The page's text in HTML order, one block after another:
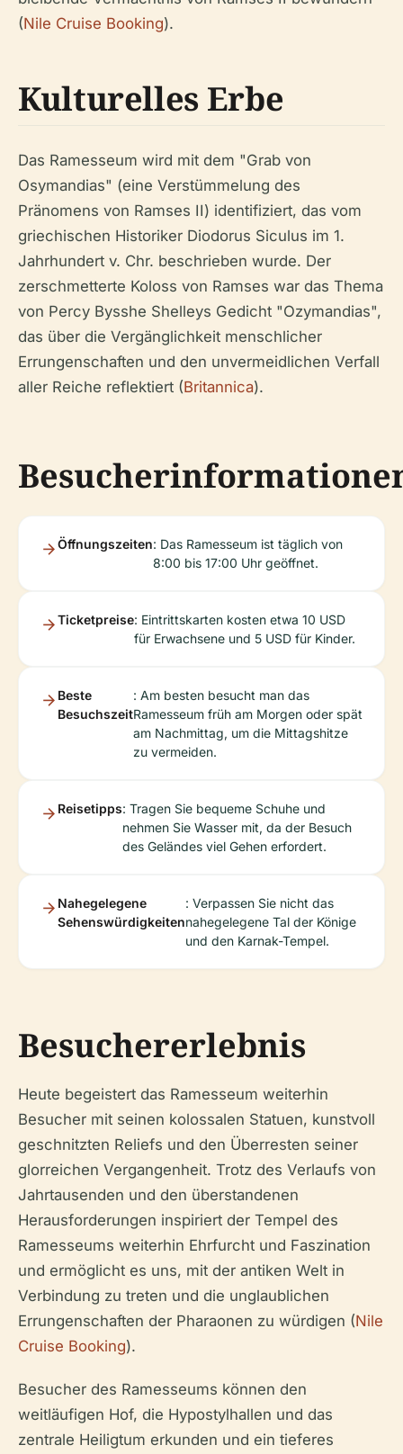
(Nile Cruise Booking).
Kulturelles Erbe
Das Ramesseum wird mit dem "Grab von
Osymandias" (eine Verstümmelung des
Pränomens von Ramses II) identifiziert, das vom
griechischen Historiker Diodorus Siculus im 1.
Jahrhundert v. Chr. beschrieben wurde. Der
zerschmetterte Koloss von Ramses war das Thema
von Percy Bysshe Shelleys Gedicht "Ozymandias",
das über die Vergänglichkeit menschlicher
Errungenschaften und den unvermeidlichen Verfall
aller Reiche reflektiert (Britannica).
Öffnungszeiten: Das Ramesseum ist täglich von
8:00 bis 17:00 Uhr geöffnet.
Ticketpreise: Eintrittskarten kosten etwa 10 USD
für Erwachsene und 5 USD für Kinder.
Beste
Besuchszeit
: Am besten besucht man das
Ramesseum früh am Morgen oder spät
am Nachmittag, um die Mittagshitze
zu vermeiden.
Reisetipps: Tragen Sie bequeme Schuhe und
nehmen Sie Wasser mit, da der Besuch
des Geländes viel Gehen erfordert.
Nahegelegene
Sehenswürdigkeiten
: Verpassen Sie nicht das
nahegelegene Tal der Könige
und den Karnak-Tempel.
Besuchererlebnis
Heute begeistert das Ramesseum weiterhin
Besucher mit seinen kolossalen Statuen, kunstvoll
geschnitzten Reliefs und den Überresten seiner
glorreichen Vergangenheit. Trotz des Verlaufs von
Jahrtausenden und den überstandenen
Herausforderungen inspiriert der Tempel des
Ramesseums weiterhin Ehrfurcht und Faszination
und ermöglicht es uns, mit der antiken Welt in
Verbindung zu treten und die unglaublichen
Errungenschaften der Pharaonen zu würdigen (Nile
Cruise Booking).
Besucher des Ramesseums können den
weitläufigen Hof, die Hypostylhallen und das
zentrale Heiligtum erkunden und ein tieferes